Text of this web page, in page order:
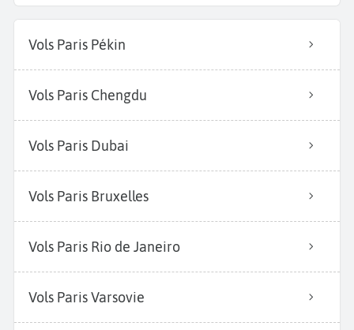
Vols Paris Pékin
Vols Paris Chengdu
Vols Paris Dubai
Vols Paris Bruxelles
Vols Paris Rio de Janeiro
Vols Paris Varsovie